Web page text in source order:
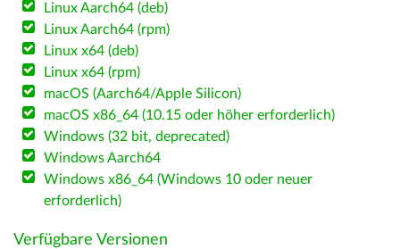
Linux Aarch64 (deb)
Linux Aarch64 (rpm)
Linux x64 (deb)
Linux x64 (rpm)
macOS (Aarch64/Apple Silicon)
macOS x86_64 (10.15 oder höher erforderlich)
Windows (32 bit, deprecated)
Windows Aarch64
Windows x86_64 (Windows 10 oder neuer
erforderlich)
Verfügbare Versionen